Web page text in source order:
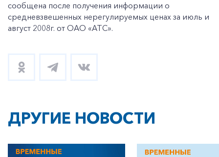
сообщена после получения информации о
средневзвешенных нерегулируемых ценах за июль и
август 2008г. от ОАО «АТС».
ДРУГИЕ НОВОСТИ